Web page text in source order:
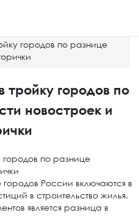
городов по разнице
городов по
новостроек и
России включаются в
в строительство жилья,
является разница в